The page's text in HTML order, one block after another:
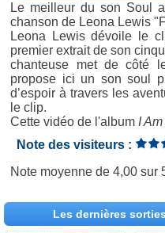
Le meilleur du son Soul
chanson de Leona Lewis
Leona Lewis dévoile le
premier extrait de son
chanteuse met de côté
propose ici un son soul
d’espoir à travers les
le clip.
Cette vidéo de l'album I
Note des visiteurs :
Note moyenne de4,00 sur
Les dernières